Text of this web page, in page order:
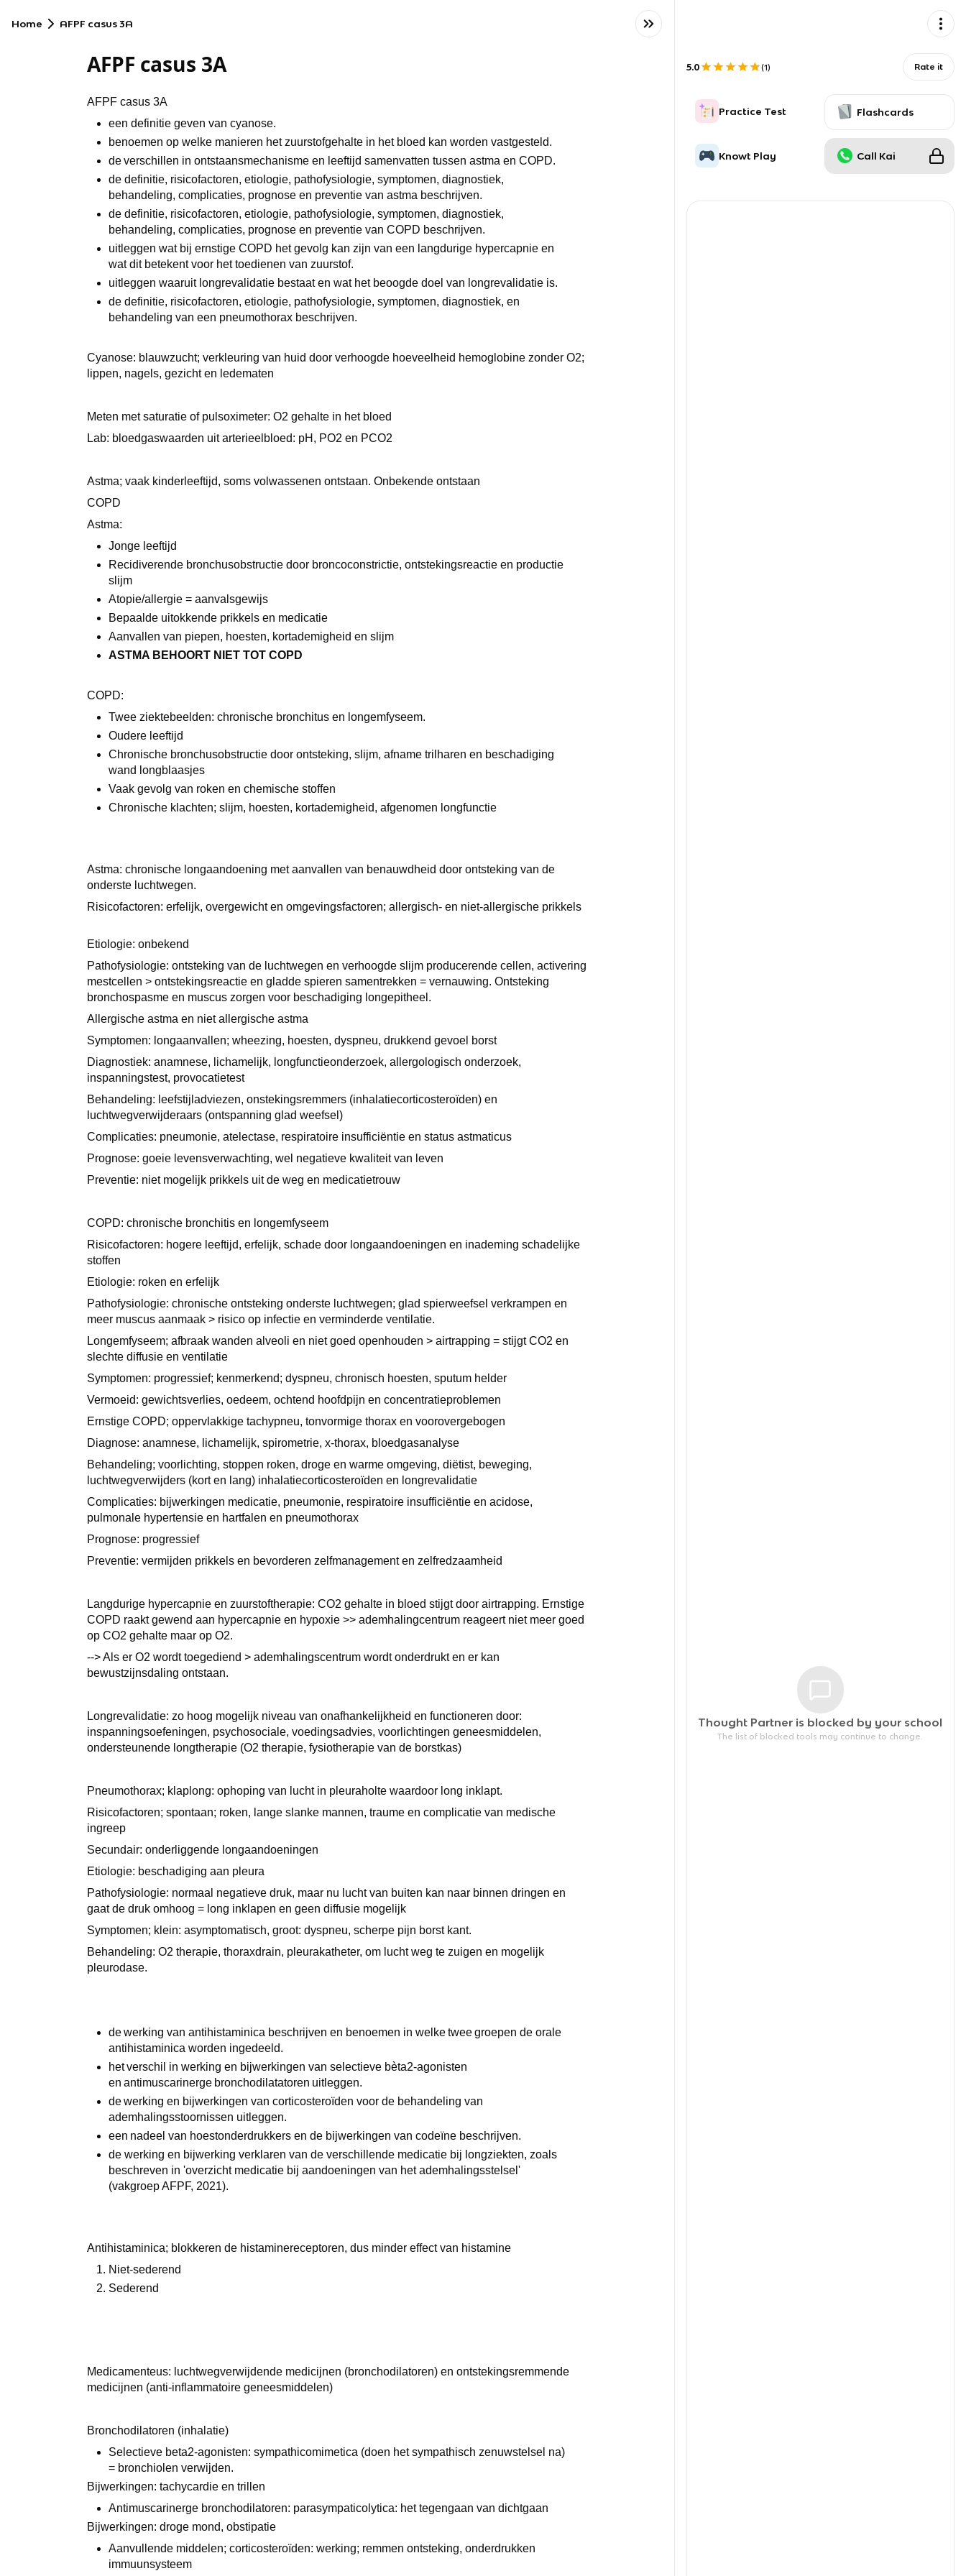
Home AFPF casus 3A
AFPF casus 3A
AFPF casus 3A
een definitie geven van cyanose.
benoemen op welke manieren het zuurstofgehalte in het bloed kan worden vastgesteld.
de verschillen in ontstaansmechanisme en leeftijd samenvatten tussen astma en COPD.
de definitie, risicofactoren, etiologie, pathofysiologie, symptomen, diagnostiek,
behandeling, complicaties, prognose en preventie van astma beschrijven.
de definitie, risicofactoren, etiologie, pathofysiologie, symptomen, diagnostiek,
behandeling, complicaties, prognose en preventie van COPD beschrijven.
uitleggen wat bij ernstige COPD het gevolg kan zijn van een langdurige hypercapnie en
wat dit betekent voor het toedienen van zuurstof.
uitleggen waaruit longrevalidatie bestaat en wat het beoogde doel van longrevalidatie is.
de definitie, risicofactoren, etiologie, pathofysiologie, symptomen, diagnostiek, en
behandeling van een pneumothorax beschrijven.
Cyanose: blauwzucht; verkleuring van huid door verhoogde hoeveelheid hemoglobine zonder O2;
lippen, nagels, gezicht en ledematen
Meten met saturatie of pulsoximeter: O2 gehalte in het bloed
Lab: bloedgaswaarden uit arterieelbloed: pH, PO2 en PCO2
Astma; vaak kinderleeftijd, soms volwassenen ontstaan. Onbekende ontstaan
COPD
Astma:
Jonge leeftijd
Recidiverende bronchusobstructie door broncoconstrictie, ontstekingsreactie en productie
slijm
Atopie/allergie = aanvalsgewijs
Bepaalde uitokkende prikkels en medicatie
Aanvallen van piepen, hoesten, kortademigheid en slijm
ASTMA BEHOORT NIET TOT COPD
COPD:
Twee ziektebeelden: chronische bronchitus en longemfyseem.
Oudere leeftijd
Chronische bronchusobstructie door ontsteking, slijm, afname trilharen en beschadiging
wand longblaasjes
Vaak gevolg van roken en chemische stoffen
Chronische klachten; slijm, hoesten, kortademigheid, afgenomen longfunctie
Astma: chronische longaandoening met aanvallen van benauwdheid door ontsteking van de
onderste luchtwegen.
Risicofactoren: erfelijk, overgewicht en omgevingsfactoren; allergisch- en niet-allergische prikkels
Etiologie: onbekend
Pathofysiologie: ontsteking van de luchtwegen en verhoogde slijm producerende cellen, activering
mestcellen > ontstekingsreactie en gladde spieren samentrekken = vernauwing. Ontsteking
bronchospasme en muscus zorgen voor beschadiging longepitheel.
Allergische astma en niet allergische astma
Symptomen: longaanvallen; wheezing, hoesten, dyspneu, drukkend gevoel borst
Diagnostiek: anamnese, lichamelijk, longfunctieonderzoek, allergologisch onderzoek,
inspanningstest, provocatietest
Behandeling: leefstijladviezen, onstekingsremmers (inhalatiecorticosteroïden) en
luchtwegverwijderaars (ontspanning glad weefsel)
Complicaties: pneumonie, atelectase, respiratoire insufficiëntie en status astmaticus
Prognose: goeie levensverwachting, wel negatieve kwaliteit van leven
Preventie: niet mogelijk prikkels uit de weg en medicatietrouw
COPD: chronische bronchitis en longemfyseem
Risicofactoren: hogere leeftijd, erfelijk, schade door longaandoeningen en inademing schadelijke
stoffen
Etiologie: roken en erfelijk
Pathofysiologie: chronische ontsteking onderste luchtwegen; glad spierweefsel verkrampen en
meer muscus aanmaak > risico op infectie en verminderde ventilatie.
Longemfyseem; afbraak wanden alveoli en niet goed openhouden > airtrapping = stijgt CO2 en
slechte diffusie en ventilatie
Symptomen: progressief; kenmerkend; dyspneu, chronisch hoesten, sputum helder
Vermoeid: gewichtsverlies, oedeem, ochtend hoofdpijn en concentratieproblemen
Ernstige COPD; oppervlakkige tachypneu, tonvormige thorax en voorovergebogen
Diagnose: anamnese, lichamelijk, spirometrie, x-thorax, bloedgasanalyse
Behandeling; voorlichting, stoppen roken, droge en warme omgeving, diëtist, beweging,
luchtwegverwijders (kort en lang) inhalatiecorticosteroïden en longrevalidatie
Complicaties: bijwerkingen medicatie, pneumonie, respiratoire insufficiëntie en acidose,
pulmonale hypertensie en hartfalen en pneumothorax
Prognose: progressief
Preventie: vermijden prikkels en bevorderen zelfmanagement en zelfredzaamheid
Langdurige hypercapnie en zuurstoftherapie: CO2 gehalte in bloed stijgt door airtrapping. Ernstige
COPD raakt gewend aan hypercapnie en hypoxie >> ademhalingcentrum reageert niet meer goed
op CO2 gehalte maar op O2.
--> Als er O2 wordt toegediend > ademhalingscentrum wordt onderdrukt en er kan
bewustzijnsdaling ontstaan.
Longrevalidatie: zo hoog mogelijk niveau van onafhankelijkheid en functioneren door:
inspanningsoefeningen, psychosociale, voedingsadvies, voorlichtingen geneesmiddelen,
ondersteunende longtherapie (O2 therapie, fysiotherapie van de borstkas)
Pneumothorax; klaplong: ophoping van lucht in pleuraholte waardoor long inklapt.
Risicofactoren; spontaan; roken, lange slanke mannen, traume en complicatie van medische
ingreep
Secundair: onderliggende longaandoeningen
Etiologie: beschadiging aan pleura
Pathofysiologie: normaal negatieve druk, maar nu lucht van buiten kan naar binnen dringen en
gaat de druk omhoog = long inklapen en geen diffusie mogelijk
Symptomen; klein: asymptomatisch, groot: dyspneu, scherpe pijn borst kant.
Behandeling: O2 therapie, thoraxdrain, pleurakatheter, om lucht weg te zuigen en mogelijk
pleurodase.
de werking van antihistaminica beschrijven en benoemen in welke twee groepen de orale
antihistaminica worden ingedeeld.
het verschil in werking en bijwerkingen van selectieve bèta2-agonisten
en antimuscarinerge bronchodilatatoren uitleggen.
de werking en bijwerkingen van corticosteroïden voor de behandeling van
ademhalingsstoornissen uitleggen.
een nadeel van hoestonderdrukkers en de bijwerkingen van codeïne beschrijven.
de werking en bijwerking verklaren van de verschillende medicatie bij longziekten, zoals
beschreven in 'overzicht medicatie bij aandoeningen van het ademhalingsstelsel'
(vakgroep AFPF, 2021).
Antihistaminica; blokkeren de histaminereceptoren, dus minder effect van histamine
Niet-sederend
Sederend
Medicamenteus: luchtwegverwijdende medicijnen (bronchodilatoren) en ontstekingsremmende
medicijnen (anti-inflammatoire geneesmiddelen)
Bronchodilatoren (inhalatie)
Selectieve beta2-agonisten: sympathicomimetica (doen het sympathisch zenuwstelsel na)
= bronchiolen verwijden.
Bijwerkingen: tachycardie en trillen
Antimuscarinerge bronchodilatoren: parasympaticolytica: het tegengaan van dichtgaan
Bijwerkingen: droge mond, obstipatie
Aanvullende middelen; corticosteroïden: werking; remmen ontsteking, onderdrukken
immuunsysteem
5.0 (1) Rate it
Practice Test Flashcards
Knowt Play Call Kai
Thought Partner is blocked by your school
The list of blocked tools may continue to change.